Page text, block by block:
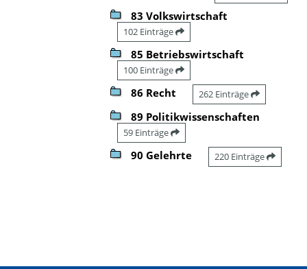
83 Volkswirtschaft
102 Einträge
85 Betriebswirtschaft
100 Einträge
86 Recht 262 Einträge
89 Politikwissenschaften
59 Einträge
90 Gelehrte 220 Einträge